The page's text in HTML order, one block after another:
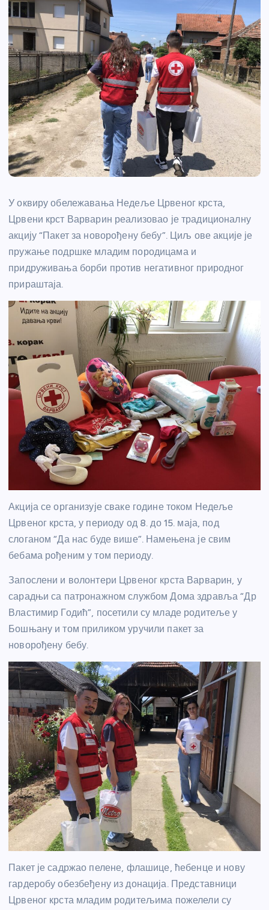
У оквиру обележавања Недеље Црвеног крста,
Црвени крст Варварин реализовао је традиционалну
акцију “Пакет за новорођену бебу”. Циљ ове акције је
пружање подршке младим породицама и
придруживања борби против негативног природног
прираштаја.
Акција се организује сваке године током Недеље
Црвеног крста, у периоду од 8. до 15. маја, под
слоганом “Да нас буде више”. Намењена је свим
бебама рођеним у том периоду.
Запослени и волонтери Црвеног крста Варварин, у
сарадњи са патронажном службом Дома здравља “Др
Властимир Годић”, посетили су младе родитеље у
Бошњану и том приликом уручили пакет за
новорођену бебу.
Пакет је садржао пелене, флашице, ћебенце и нову
гардеробу обезбеђену из донација. Представници
Црвеног крста младим родитељима пожелели су